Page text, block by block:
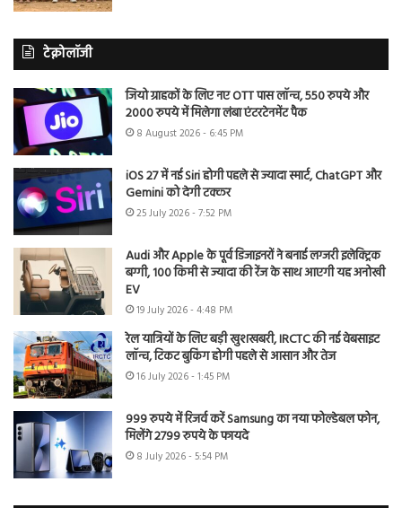
टेक्नोलॉजी
जियो ग्राहकों के लिए नए OTT पास लॉन्च, 550 रुपये और
2000 रुपये में मिलेगा लंबा एंटरटेनमेंट पैक
8 August 2026 - 6:45 PM
iOS 27 में नई Siri होगी पहले से ज्यादा स्मार्ट, ChatGPT और
Gemini को देगी टक्कर
25 July 2026 - 7:52 PM
Audi और Apple के पूर्व डिजाइनरों ने बनाई लग्जरी इलेक्ट्रिक
बग्गी, 100 किमी से ज्यादा की रेंज के साथ आएगी यह अनोखी
EV
19 July 2026 - 4:48 PM
रेल यात्रियों के लिए बड़ी खुशखबरी, IRCTC की नई वेबसाइट
लॉन्च, टिकट बुकिंग होगी पहले से आसान और तेज
16 July 2026 - 1:45 PM
999 रुपये में रिजर्व करें Samsung का नया फोल्डेबल फोन,
मिलेंगे 2799 रुपये के फायदे
8 July 2026 - 5:54 PM